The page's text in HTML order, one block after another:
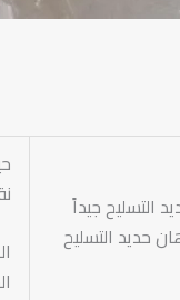
التسليح جيداً
حديد التسليح